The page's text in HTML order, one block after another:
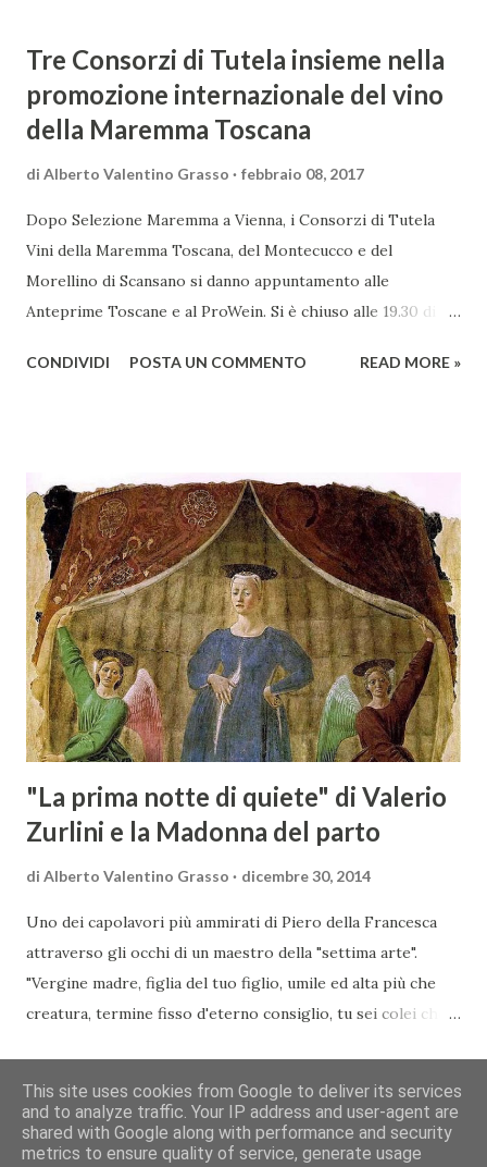
Tre Consorzi di Tutela insieme nella
promozione internazionale del vino
della Maremma Toscana
di Alberto Valentino Grasso febbraio 08, 2017
Dopo Selezione Maremma a Vienna, i Consorzi di Tutela
Vini della Maremma Toscana, del Montecucco e del
Morellino di Scansano si danno appuntamento alle
Anteprime Toscane e al ProWein. Si è chiuso alle 19.30 di
presso l’Hotel Regina di Vienna dalla società Wein & Kultur,
territorio maremmano: Consorzio Tutela Vini della
Maremma Toscana, del Montecucco e del Morellino di
Scansano. Scopo dell’iniziativa è stato quello di promuovere
le eccellenze vitivinicole della regione in Austria, un
mercato dove il potenziale di crescita è ancora molto alto,
assistendo i produttori nella creazione di contatti
commerciali con gli operatori locali. Gli organizzatori
dell’evento, Christian Bauer, austriaco ed esperto di vini e
conoscitore dei mercati di lingua tedes...
CONDIVIDI POSTA UN COMMENTO READ MORE »
"La prima notte di quiete" di Valerio
Zurlini e la Madonna del parto
di Alberto Valentino Grasso dicembre 30, 2014
Uno dei capolavori più ammirati di Piero della Francesca
attraverso gli occhi di un maestro della "settima arte".
"Vergine madre, figlia del tuo figlio, umile ed alta più che
creatura, termine fisso d'eterno consiglio, tu sei colei che
Maria a Momentana, isolata in mezzo al verde delle pendici
collinari di Monterchi, Piero della Francesca dipinse in soli
CONDIVIDI POSTA UN COMMENTO READ MORE »
Chi siamoContattiCookiePrivacyCopyright&Disclaimer
This site uses cookies from Google to deliver its services
and to analyze traffic. Your IP address and user-agent are
shared with Google along with performance and security
metrics to ensure quality of service, generate usage